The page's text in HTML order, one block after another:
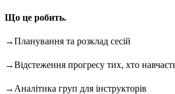
Що це робить.
→Планування та розклад сесій
→Відстеження прогресу тих, хто
→ Аналітика груп для інструкторів